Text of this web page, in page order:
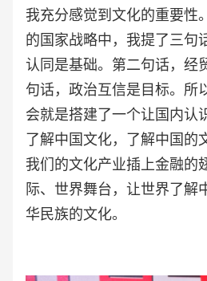
我充分感觉到文化的重要性
的国家战略中，我提了三句
认同是基础。第二句话，经
句话，政治互信是目标。所
会就是搭建了一个让国内认
了解中国文化，了解中国的
我们的文化产业插上金融的
际、世界舞台，让世界了解
华民族的文化。